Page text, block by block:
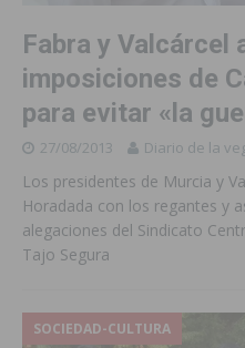
Fabra y Valcárcel
imposiciones de
para evitar «la
27/08/2013 Diario de la
Los presidentes de Murcia y
Horadada con los regantes y
alegaciones del Sindicato
Tajo Segura
SOCIEDAD-CULTURA